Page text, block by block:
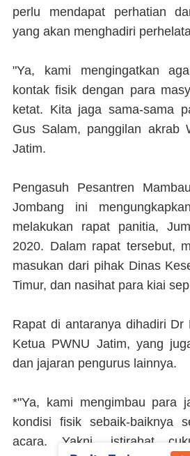
perlu mendapat perhatian
yang akan menghadiri
"Ya, kami mengingatkan
kontak fisik dengan para
ketat. Kita jaga sama-sama
Gus Salam, panggilan akrab
Jatim.
Pengasuh Pesantren
Jombang ini
melakukan rapat panitia,
2020. Dalam rapat tersebut,
masukan dari pihak Dinas
Timur, dan nasihat para kiai
Rapat di antaranya dihadiri Dr
Ketua PWNU Jatim, yang
dan jajaran pengurus lainnya.
*"Ya, kami mengimbau para
kondisi fisik sebaik-baiknya
acara. Yakni, istirahat